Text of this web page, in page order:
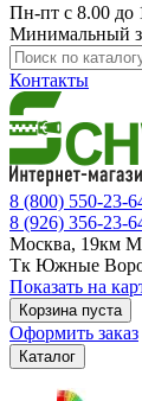
Пн-пт с 8.00
Минимальный
Контакты
8 (800) 550-23-
8 (926) 356-23-
Москва, 19км
Тк Южные
Показать на
Корзина пуста
Оформить заказ
Каталог